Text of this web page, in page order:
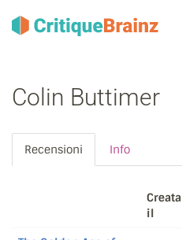
Colin Buttimer
Recensioni Info
Creata
il